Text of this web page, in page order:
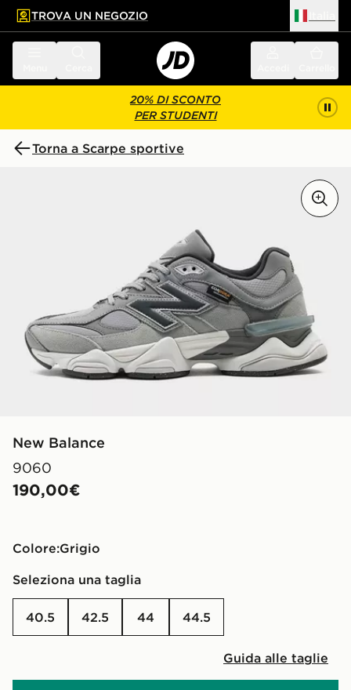
principale
a fondo pagina
TROVA UN NEGOZIO
20% DI SCONTO
PER STUDENTI
Torna a Scarpe sportive
New Balance
9060
190,00€
Colore:
grigio
Seleziona una taglia
40.5 42.5 44 44.5
Guida alle taglie